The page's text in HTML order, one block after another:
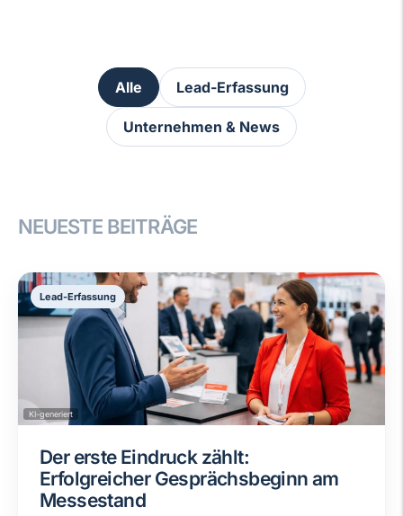
Alle Lead-Erfassung
Unternehmen & News
NEUESTE BEITRÄGE
Lead-Erfassung
KI-generiert
Der erste Eindruck zählt:
Erfolgreicher Gesprächsbeginn am
Messestand